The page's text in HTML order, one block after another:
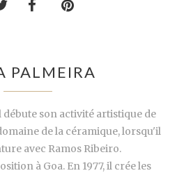
PALMEIRA
débute son activité artistique de
de la céramique, lorsqu'il
avec Ramos Ribeiro.
à Goa. En 1977, il crée les